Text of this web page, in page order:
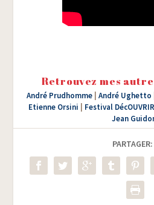
Retrouvez mes
André Prudhomme André Ughetto
Etienne Orsini
Festival
Jean
PARTAGER: